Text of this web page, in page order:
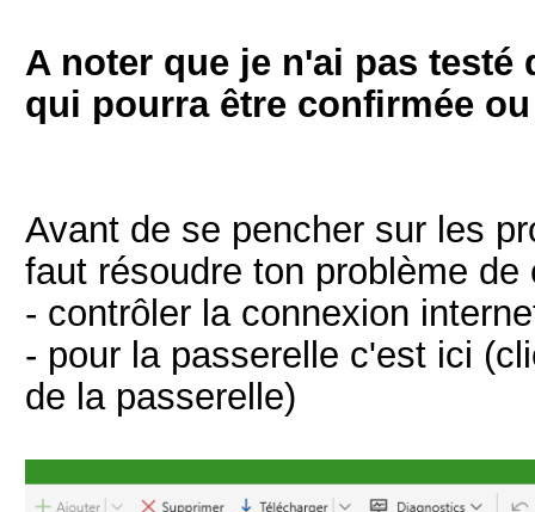
A noter que je n'ai pas
qui pourra être confirmée
Avant de se pencher sur les
faut résoudre ton problème
- contrôler la connexion
- pour la passerelle c'est ici
de la passerelle)